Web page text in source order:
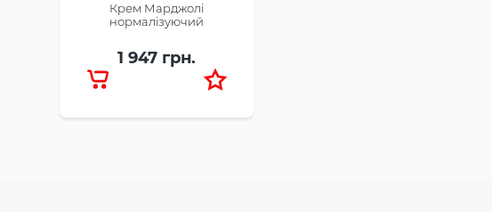
Крем Марджолі
нормалізуючий
1 947 грн.